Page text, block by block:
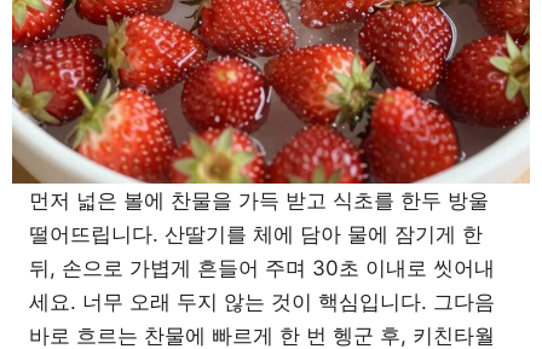
먼저 넓은 볼에 찬물을 가득 받고 식초를 한두 방울
떨어뜨립니다. 산딸기를 체에 담아 물에 잠기게 한
뒤, 손으로 가볍게 흔들어 주며 30초 이내로 씻어내
세요. 너무 오래 두지 않는 것이 핵심입니다. 그다음
바로 흐르는 찬물에 빠르게 한 번 헹군 후, 키친타월